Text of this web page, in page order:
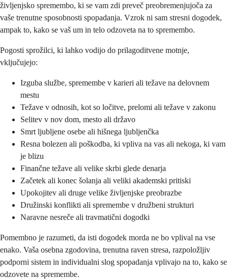
življenjsko spremembo, ki se vam zdi preveč preobremenjujoča za
vaše trenutne sposobnosti spopadanja. Vzrok ni sam stresni dogodek,
ampak to, kako se vaš um in telo odzoveta na to spremembo.
Pogosti sprožilci, ki lahko vodijo do prilagoditvene motnje,
vključujejo:
Izguba službe, spremembe v karieri ali težave na delovnem
mestu
Težave v odnosih, kot so ločitve, prelomi ali težave v zakonu
Selitev v nov dom, mesto ali državo
Smrt ljubljene osebe ali hišnega ljubljenčka
Resna bolezen ali poškodba, ki vpliva na vas ali nekoga, ki vam
je blizu
Finančne težave ali velike skrbi glede denarja
Začetek ali konec šolanja ali veliki akademski pritiski
Upokojitev ali druge velike življenjske preobrazbe
Družinski konflikti ali spremembe v družbeni strukturi
Naravne nesreče ali travmatični dogodki
Pomembno je razumeti, da isti dogodek morda ne bo vplival na vse
enako. Vaša osebna zgodovina, trenutna raven stresa, razpoložljiv
podporni sistem in individualni slog spopadanja vplivajo na to, kako se
odzovete na spremembe.